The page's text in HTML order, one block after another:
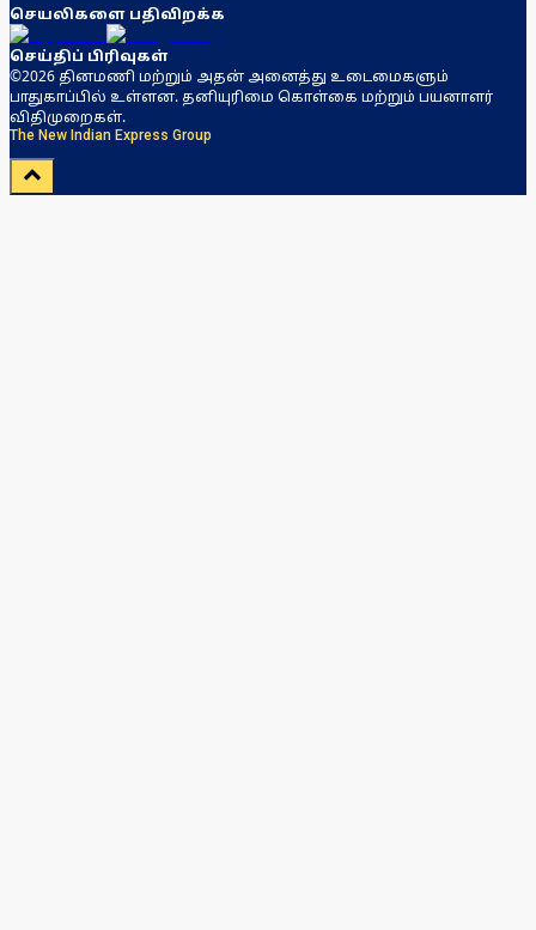
செயலிகளை பதிவிறக்க
செய்திப் பிரிவுகள்
©2026 தினமணி மற்றும் அதன் அனைத்து உடைமைகளும்
பாதுகாப்பில் உள்ளன. தனியுரிமை கொள்கை மற்றும் பயனாளர்
விதிமுறைகள்.
The New Indian Express Group